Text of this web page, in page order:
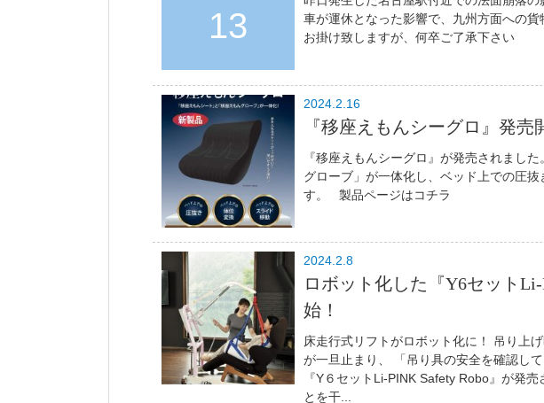
13
車が運休となった影響で、九州方面への
お掛け致しますが、何卒ご了承下さい
2024.2.16
『移座えもんシーグロ』発売
『移座えもんシーグロ』が発売されまし
グローブ」が一体化し、ベッド上での圧
す。 製品ページはコチラ
2024.2.8
ロボット化した『Y6セット
始！
床走行式リフトがロボット化に！ 吊り上
が一旦止まり、 「吊り具の安全を確認し
『Y６セットLi-PINK Safety Robo』が発
とを干...